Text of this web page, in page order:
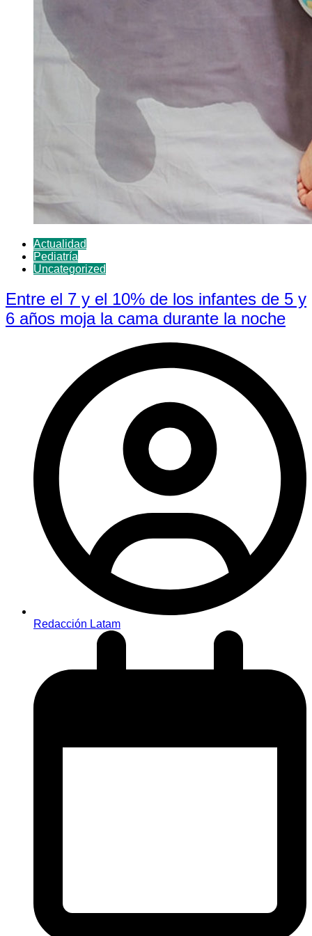
Actualidad
Pediatría
Uncategorized
Entre el 7 y el 10% de los infantes de 5 y
6 años moja la cama durante la noche
Redacción Latam